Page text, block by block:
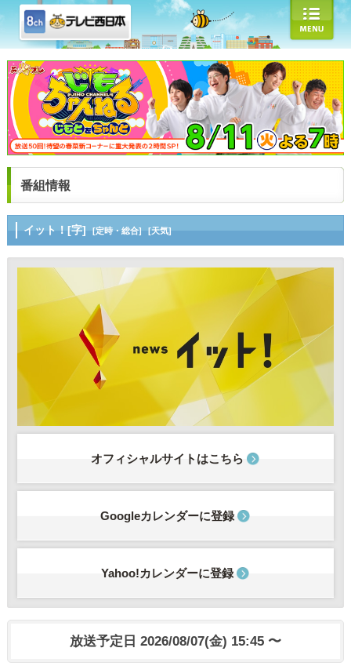
番組情報
イット！[字] [定時・総合] [天気]
オフィシャルサイトはこちら
Googleカレンダーに登録
Yahoo!カレンダーに登録
放送予定日 2026/08/07(金) 15:45 〜